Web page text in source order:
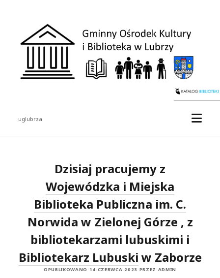
uglubrza
Dzisiaj pracujemy z
Wojewódzka i Miejska
Biblioteka Publiczna im. C.
Norwida w Zielonej Górze , z
bibliotekarzami lubuskimi i
Bibliotekarz Lubuski w Zaborze
OPUBLIKOWANO 14 CZERWCA 2023 PRZEZ ADMIN